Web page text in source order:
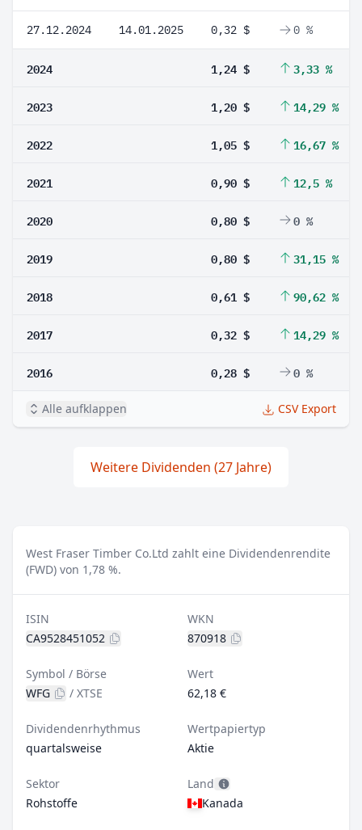
27.12.2024 14.01.2025 0,32 $ 0 %
2024 1,24 $ 3,33 %
2023 1,20 $ 14,29 %
2022 1,05 $ 16,67 %
2021 0,90 $ 12,5 %
2020 0,80 $ 0 %
2019 0,80 $ 31,15 %
2018 0,61 $ 90,62 %
2017 0,32 $ 14,29 %
2016 0,28 $ 0 %
Alle aufklappen CSV Export
Weitere Dividenden (27 Jahre)
West Fraser Timber Co.Ltd zahlt eine Dividendenrendite
(FWD) von 1,78 %.
ISIN
CA9528451052
WKN
870918
Symbol / Börse
WFG
/ XTSE
Wert
62,18 €
Dividendenrhythmus
quartalsweise
Wertpapiertyp
Aktie
Sektor
Rohstoffe
Land
Kanada